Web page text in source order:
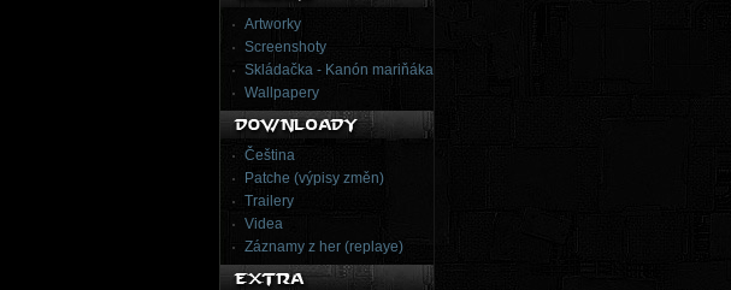
Artworky
Screenshoty
Skládačka - Kanón mariňáka
Wallpapery
Čeština
Patche (výpisy změn)
Trailery
Videa
Záznamy z her (replaye)